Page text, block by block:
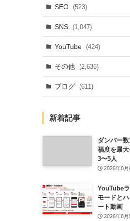
事
SEO (523)
SNS (1,047)
YouTube (424)
その他 (2,636)
ブログ (611)
新着記事
ダンバー
福度を最
3〜5人
2026年8月
YouTube
モードと
ート動画
2026年8月